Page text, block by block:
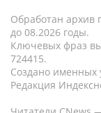
Обработан архив
до 08.2026 годы.
Ключевых фраз
724415.
Создано именных
Редакция